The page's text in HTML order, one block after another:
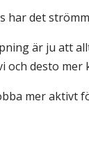
har det
är ju att
och desto mer
mer aktivt